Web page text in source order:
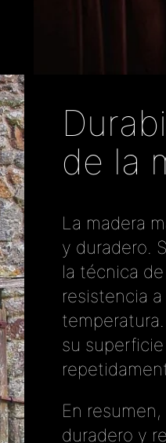
de la
La madera
y duradero.
la técnica
resistencia
su
En
duradero y